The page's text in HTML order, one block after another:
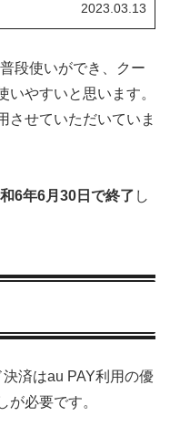
2023.03.13
段使いができ、クー
やすいと思います。
させていただいていま
6年6月30日で終了 し
済はau PAY利用の優
が必要です。